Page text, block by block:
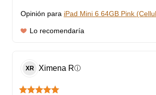
Opinión para iPad Mini 6 64GB Pink
Lo recomendaría
XR Ximena Rⓘ